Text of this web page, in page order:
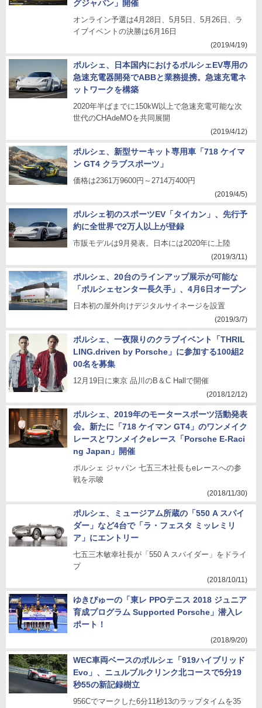
グジャパン」開催
オンライン予選は4月28日、5月5日、5月26日、ラ
イブイベントの決勝は6月16日
(2019/4/19)
ポルシェ、日本国内におけるポルシェEV専用の
急速充電器開発でABBと業務提携。急速充電ネ
ットワークを構築
2020年半ばまでに150kW以上で急速充電可能な次
世代のCHAdeMOを共同展開
(2019/4/12)
ポルシェ、新型サーキット専用車「718 ケイマ
ン GT4 クラブスポーツ」
価格は2361万9600円～2714万400円
(2019/4/5)
ポルシェ初のスポーツEV「タイカン」、先行予
約に全世界で2万人以上が登録
市販モデルは9月発表。日本には2020年に上陸
(2019/3/11)
ポルシェ、20台のラインアップ展示が可能な
「ポルシェセンター長久手」、4月6日オープン
日本初の屋外向けデジタルサイネージを設置
(2019/3/7)
ポルシェ、一夜限りのクラブイベント「THRIL
LING.driven by Porsche」に参加する100組2
00名を募集
12月19日に東京 品川のB＆C Hallで開催
(2018/12/12)
ポルシェ、2019年のモータースポーツ活動発表
会。新たに「718 ケイマン GT4」のワンメイク
レースとワンメイクeレース「Porsche E-Raci
ng Japan」開催
ポルシェ ジャパン 七五三木社長もeレースへの参
戦を示唆
(2018/11/30)
ポルシェ、ミュージアム所蔵の「550 A スパイ
ダー」など4台で「ラ・フェスタ ミッレミリ
ア」にエントリー
七五三木敏幸社長が「550 A スパイダー」をドライ
ブ
(2018/10/11)
ゆきぴゅーの「東レ PPOテニス 2018 ジュニア
育成プログラム Supported Porsche」潜入レ
ポート！
(2018/9/20)
WEC車両ベースのポルシェ「919ハイブリッド
Evo」、ニュルブルクリンク北コースで5分19
秒55の新記録樹立
956Cでマークした6分11秒13のラップタイムを35